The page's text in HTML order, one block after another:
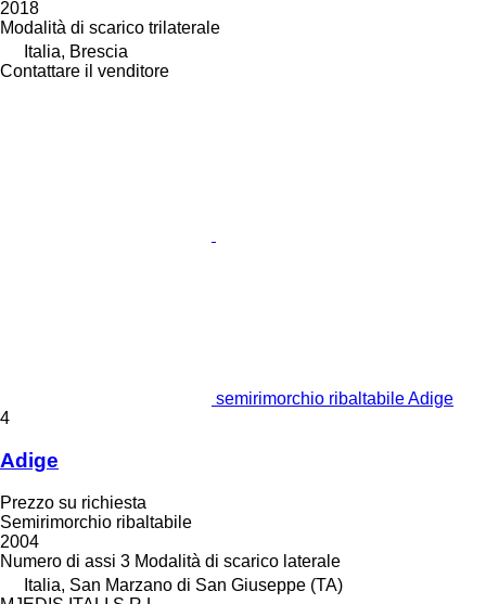
2018
Modalità di scarico trilaterale
Italia, Brescia
Contattare il venditore
semirimorchio ribaltabile Adige
4
Adige
Prezzo su richiesta
Semirimorchio ribaltabile
2004
Numero di assi 3 Modalità di scarico laterale
Italia, San Marzano di San Giuseppe (TA)